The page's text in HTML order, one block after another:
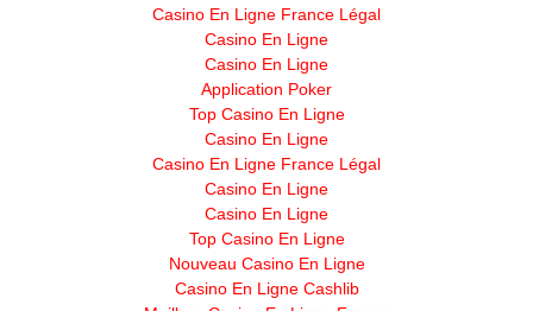
Casino En Ligne France Légal
Casino En Ligne
Casino En Ligne
Application Poker
Top Casino En Ligne
Casino En Ligne
Casino En Ligne France Légal
Casino En Ligne
Casino En Ligne
Top Casino En Ligne
Nouveau Casino En Ligne
Casino En Ligne Cashlib